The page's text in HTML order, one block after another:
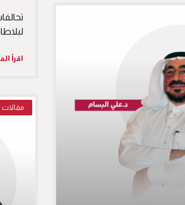
اقرأ
مقالات